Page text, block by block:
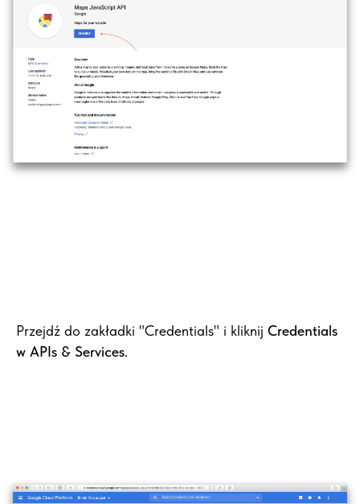
Przejdź do zakładki "Credentials" i kliknij Credentials
w APIs & Services.